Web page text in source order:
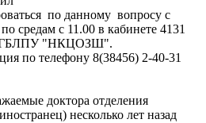
по данному вопросу с
средам с 11.00 в кабинете 4131
ФГБЛПУ "НКЦОЗШ".
по телефону 8(38456) 2-40-31
доктора отделения
несколько лет назад